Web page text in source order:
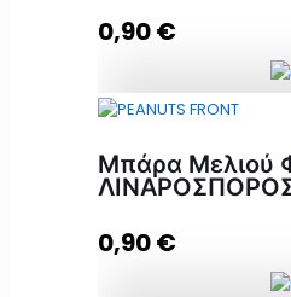
0,90€
40γρ ποσότητα
Προσθήκη στο
Μπάρα Μελιού
0,90€